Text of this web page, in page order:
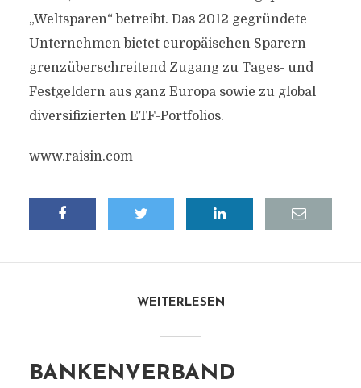
„Weltsparen“ betreibt. Das 2012 gegründete
Unternehmen bietet europäischen Sparern
grenzüberschreitend Zugang zu Tages- und
Festgeldern aus ganz Europa sowie zu global
diversifizierten ETF-Portfolios.
www.raisin.com
WEITERLESEN
BANKENVERBAND